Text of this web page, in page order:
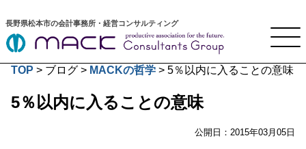
長野県松本市の会計事務所・経営コンサルティング
TOP > ブログ > MACKの哲学 > 5％以内に入ることの意味
5％以内に入ることの意味
公開日： 2015年03月05日